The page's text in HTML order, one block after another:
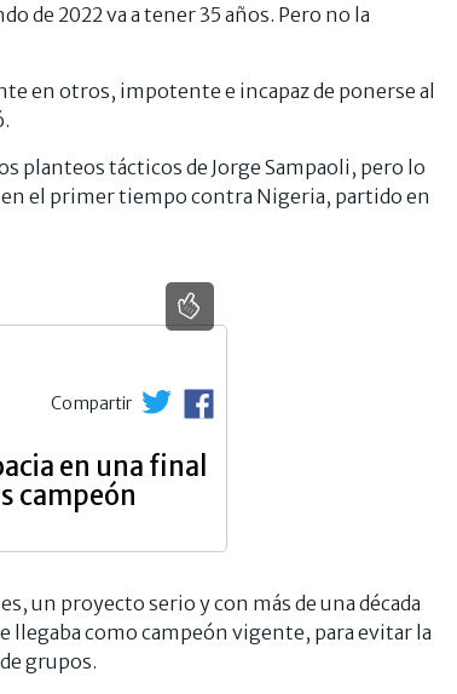
de 2022 va a tener 35 años. Pero no la
en otros, impotente e incapaz de ponerse al
planteos tácticos de Jorge Sampaoli, pero lo
el primer tiempo contra Nigeria, partido en
Compartir
en una final
campeón
un proyecto serio y con más de una década
llegaba como campeón vigente, para evitar la
grupos.